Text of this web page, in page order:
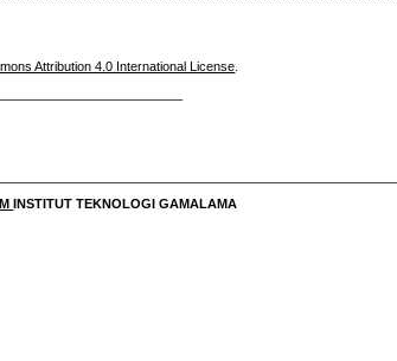
Attribution 4.0 International License
INSTITUT TEKNOLOGI GAMALAMA